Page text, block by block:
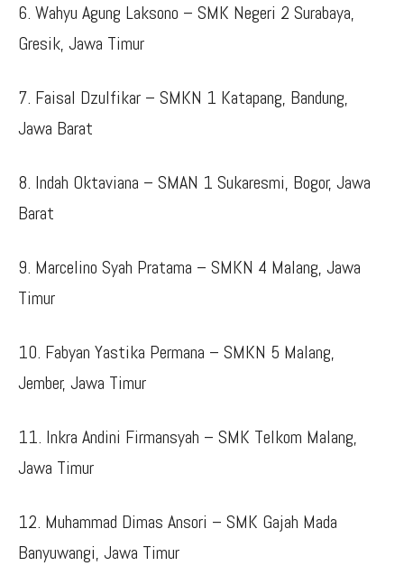
6. Wahyu Agung Laksono – SMK Negeri 2 Surabaya,
Gresik, Jawa Timur
7. Faisal Dzulfikar – SMKN 1 Katapang, Bandung,
Jawa Barat
8. Indah Oktaviana – SMAN 1 Sukaresmi, Bogor, Jawa
Barat
9. Marcelino Syah Pratama – SMKN 4 Malang, Jawa
Timur
10. Fabyan Yastika Permana – SMKN 5 Malang,
Jember, Jawa Timur
11. Inkra Andini Firmansyah – SMK Telkom Malang,
Jawa Timur
12. Muhammad Dimas Ansori – SMK Gajah Mada
Banyuwangi, Jawa Timur